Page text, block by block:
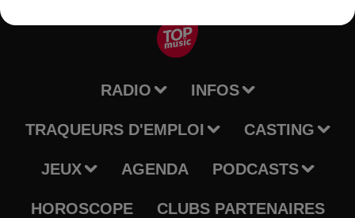
RADIO INFOS
TRAQUEURS D'EMPLOI CASTING
JEUX AGENDA PODCASTS
HOROSCOPE CLUBS PARTENAIRES